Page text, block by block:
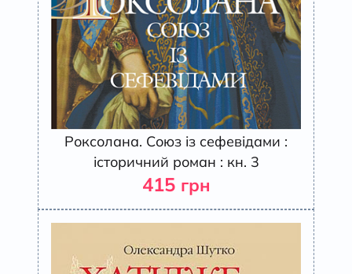
Роксолана. Союз із сефевідами :
історичний роман : кн. 3
415 грн